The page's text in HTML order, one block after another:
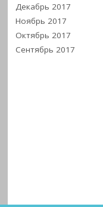
Декабрь 2017
Ноябрь 2017
Октябрь 2017
Сентябрь 2017